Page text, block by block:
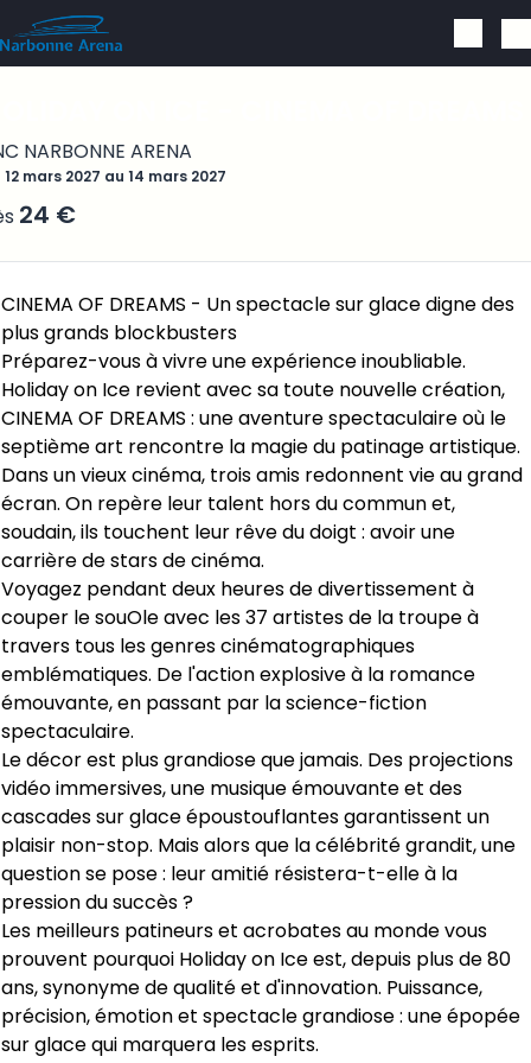
Aller au contenu principal
NARBONNE ARENA
mars 2027 au 14 mars 2027
24 €
CINEMA OF DREAMS - Un spectacle sur glace digne des
plus grands blockbusters
Préparez-vous à vivre une expérience inoubliable.
Holiday on Ice revient avec sa toute nouvelle création,
CINEMA OF DREAMS : une aventure spectaculaire où le
septième art rencontre la magie du patinage artistique.
Dans un vieux cinéma, trois amis redonnent vie au grand
écran. On repère leur talent hors du commun et,
soudain, ils touchent leur rêve du doigt : avoir une
carrière de stars de cinéma.
Voyagez pendant deux heures de divertissement à
couper le souOle avec les 37 artistes de la troupe à
travers tous les genres cinématographiques
emblématiques. De l'action explosive à la romance
émouvante, en passant par la science-fiction
spectaculaire.
Le décor est plus grandiose que jamais. Des projections
vidéo immersives, une musique émouvante et des
cascades sur glace époustouflantes garantissent un
plaisir non-stop. Mais alors que la célébrité grandit, une
question se pose : leur amitié résistera-t-elle à la
pression du succès ?
Les meilleurs patineurs et acrobates au monde vous
prouvent pourquoi Holiday on Ice est, depuis plus de 80
ans, synonyme de qualité et d'innovation. Puissance,
précision, émotion et spectacle grandiose : une épopée
sur glace qui marquera les esprits.